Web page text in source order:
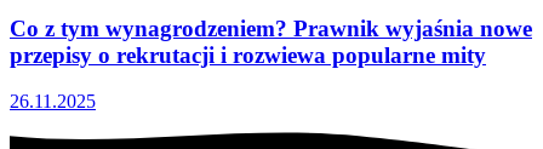
Co z tym wynagrodzeniem? Prawnik wyjaśnia nowe
przepisy o rekrutacji i rozwiewa popularne mity
26.11.2025